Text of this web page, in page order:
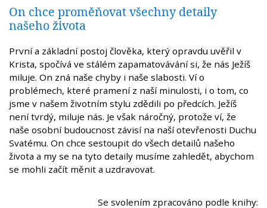
On chce proměňovat všechny detaily
našeho života
První a základní postoj člověka, který opravdu uvěřil v
Krista, spočívá ve stálém zapamatovávání si, že nás Ježíš
miluje. On zná naše chyby i naše slabosti. Ví o
problémech, které pramení z naší minulosti, i o tom, co
jsme v našem životním stylu zdědili po předcích. Ježíš
není tvrdý, miluje nás. Je však náročný, protože ví, že
naše osobní budoucnost závisí na naší otevřenosti Duchu
Svatému. On chce sestoupit do všech detailů našeho
života a my se na tyto detaily musíme zahledět, abychom
se mohli začít měnit a uzdravovat.
Se svolením zpracováno podle knihy: